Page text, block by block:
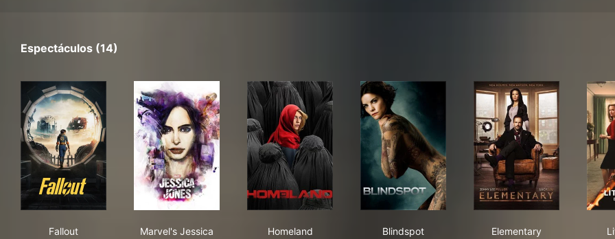
Espectáculos (14)
Fallout
Marvel's Jessica
Homeland
Blindspot
Elementary